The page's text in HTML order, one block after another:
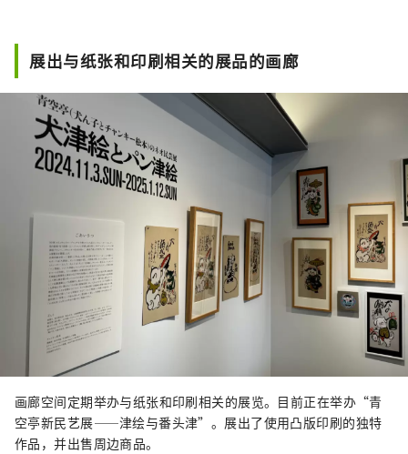
展出与纸张和印刷相关的展品的画廊
画廊空间定期举办与纸张和印刷相关的展览。目前正在举办“青
空亭新民艺展——津绘与番头津”。展出了使用凸版印刷的独特
作品，并出售周边商品。